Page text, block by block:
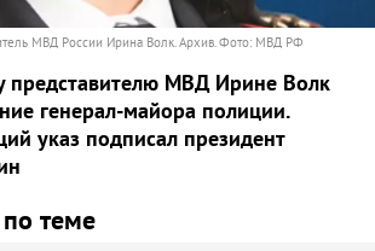
МВД России Ирина Волк. Архив. Фото: МВД РФ
представителю МВД Ирине Волк
генерал-майора полиции.
указ подписал президент
теме